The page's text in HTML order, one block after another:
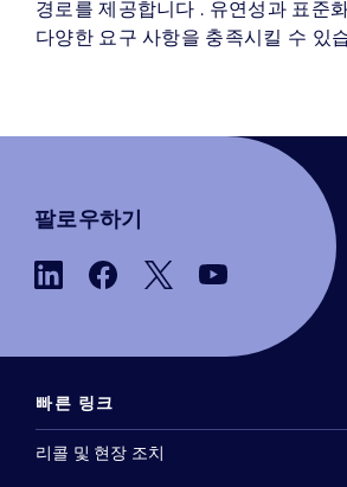
경로를 제공합니다 . 유연성과 표준
다양한 요구 사항을 충족시킬 수 있
팔로우하기
빠른 링크
리콜 및 현장 조치